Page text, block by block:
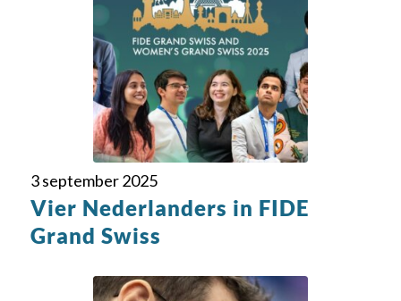
3 september 2025
Vier Nederlanders in FIDE
Grand Swiss